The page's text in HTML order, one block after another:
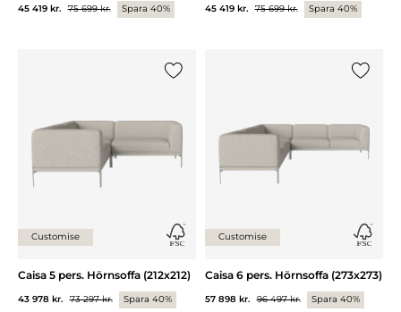
45 419 kr. 75 699 kr. Spara 40% 45 419 kr. 75 699 kr. Spara 40%
Customise
Caisa 5 pers. Hörnsoffa (212x212)
43 978 kr. 73 297 kr. Spara 40%
Customise
Caisa 6 pers. Hörnsoffa (273x273)
57 898 kr. 96 497 kr. Spara 40%